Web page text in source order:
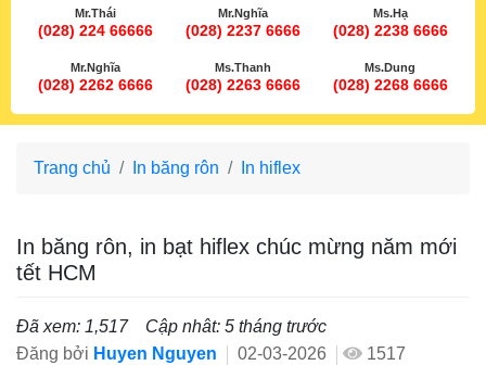
Mr.Thái
(028) 224 66666
Mr.Nghĩa
(028) 2237 6666
Ms.Hạ
(028) 2238 6666
Mr.Nghĩa
(028) 2262 6666
Ms.Thanh
(028) 2263 6666
Ms.Dung
(028) 2268 6666
Trang chủ In băng rôn In hiflex
In băng rôn, in bạt hiflex chúc mừng năm mới
tết HCM
Đã xem: 1,517
Cập nhât: 5 tháng trước
Đăng bởi Huyen Nguyen 02-03-2026 1517